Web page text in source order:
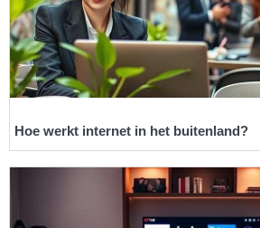
Hoe werkt internet in het buitenland?